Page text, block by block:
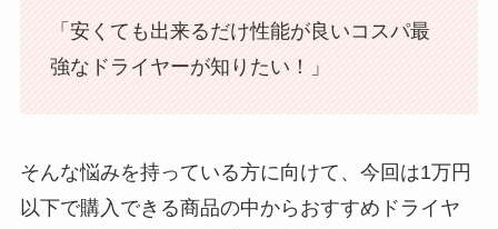
「安くても出来るだけ性能が良いコスパ最
強なドライヤーが知りたい！」
そんな悩みを持っている方に向けて、今回は1万円
以下で購入できる商品の中からおすすめドライヤ